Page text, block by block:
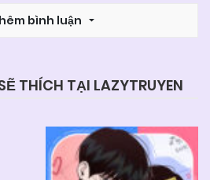
bình luận
THÍCH TẠI LAZYTRUYEN